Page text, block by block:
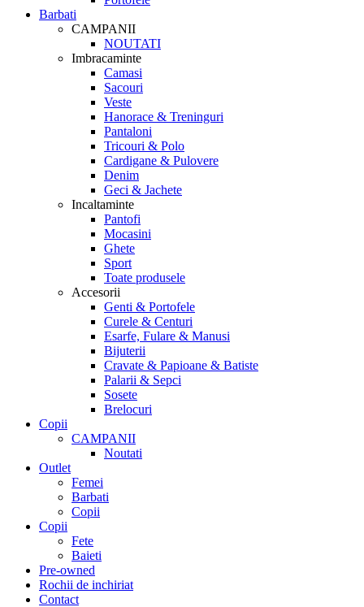
Barbati
CAMPANII
NOUTATI
Imbracaminte
Camasi
Sacouri
Veste
Hanorace & Treninguri
Pantaloni
Tricouri & Polo
Cardigane & Pulovere
Denim
Geci & Jachete
Incaltaminte
Pantofi
Mocasini
Ghete
Sport
Toate produsele
Accesorii
Genti & Portofele
Curele & Centuri
Esarfe, Fulare & Manusi
Bijuterii
Cravate & Papioane & Batiste
Palarii & Sepci
Sosete
Brelocuri
Copii
CAMPANII
Noutati
Outlet
Femei
Barbati
Copii
Copii
Fete
Baieti
Pre-owned
Rochii de inchiriat
Contact